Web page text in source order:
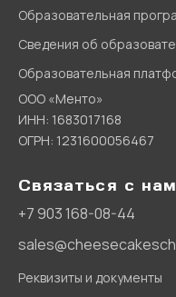
Образовательная
Сведения об
Образовательная
ООО «Менто»
ИНН: 1683017168
ОГРН: 1231600056467
Связаться с
+7 903 168-08-44
Реквизиты и документы